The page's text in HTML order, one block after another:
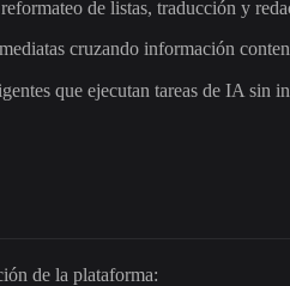
de listas, traducción y
cruzando información
que ejecutan tareas de IA sin
de la plataforma: